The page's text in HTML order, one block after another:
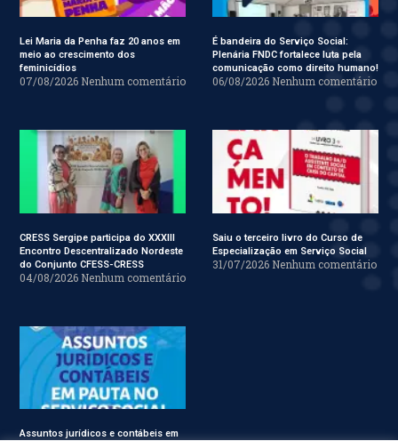
Lei Maria da Penha faz 20 anos em
meio ao crescimento dos
feminicídios
07/08/2026 Nenhum comentário
É bandeira do Serviço Social:
Plenária FNDC fortalece luta pela
comunicação como direito humano!
06/08/2026 Nenhum comentário
CRESS Sergipe participa do XXXIII
Encontro Descentralizado Nordeste
do Conjunto CFESS-CRESS
04/08/2026 Nenhum comentário
Saiu o terceiro livro do Curso de
Especialização em Serviço Social
31/07/2026 Nenhum comentário
Assuntos jurídicos e contábeis em